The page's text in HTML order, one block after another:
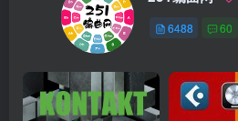
6488 60